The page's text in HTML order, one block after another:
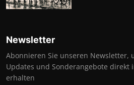
Newsletter
Abonnieren Sie unseren Newsletter,
Updates und Sonderangebote direkt
erhalten